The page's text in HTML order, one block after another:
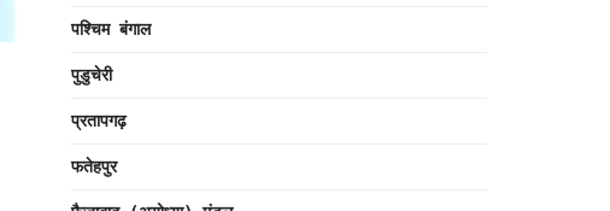
पश्चिम बंगाल
पुडुचेरी
प्रतापगढ़
फतेहपुर